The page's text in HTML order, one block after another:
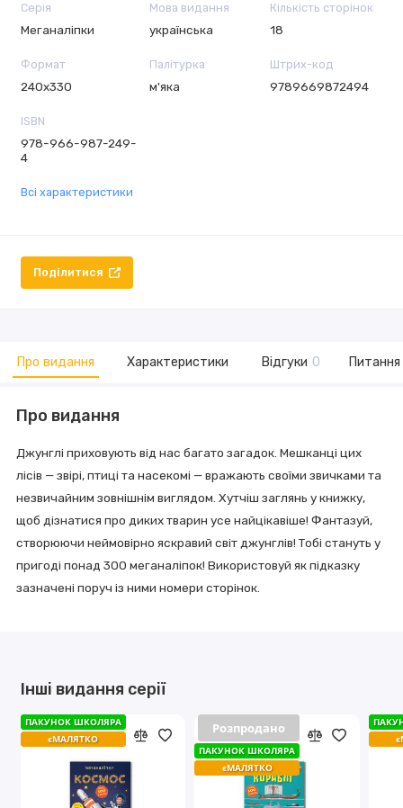
Серія
Меганаліпки
Мова видання
українська
Кількість сторінок
18
Формат
240х330
Палітурка
м'яка
Штрих-код
9789669872494
ISBN
978-966-987-249-
4
Всі характеристики
Поділитися
Про видання Характеристики Відгуки 0 Питання
Про видання
Джунглі приховують від нас багато загадок. Мешканці цих
лісів — звірі, птиці та насекомі — вражають своїми звичками та
незвичайним зовнішнім виглядом. Хутчіш заглянь у книжку,
щоб дізнатися про диких тварин усе найцікавіше! Фантазуй, ​​
створюючи неймовірно яскравий світ джунглів! Тобі стануть у
пригоді понад 300 меганаліпок! Використовуй як підказку
зазначені поруч із ними номери сторінок.
Інші видання серії
ПАКУНОК ШКОЛЯРА
єМАЛЯТКО
ПАКУНОК ШКОЛЯРА
єМАЛЯТКО
Розпродано
ПАКУНОК ШКОЛЯРА
єМАЛЯТКО
Розпродано
ПАКУНОК ШКОЛЯРА
єМАЛЯТКО